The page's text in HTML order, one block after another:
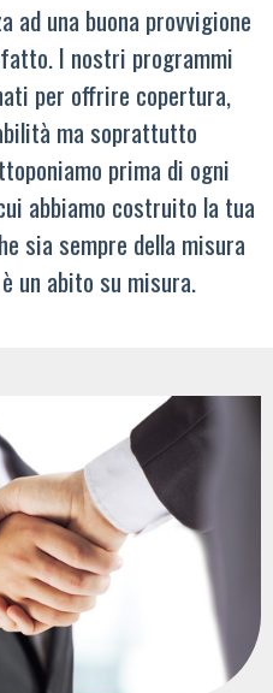
ad una buona provvigione
I nostri programmi
per offrire copertura,
ma soprattutto
prima di ogni
abbiamo costruito la tua
sia sempre della misura
un abito su misura.